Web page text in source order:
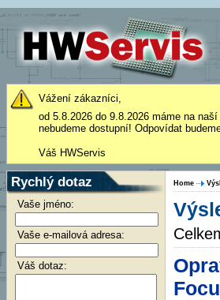
Vážení zákazníci,
od 5.8.2026 do 9.8.2026 máme na
nebudeme dostupní! Odpovídat
Váš HWServis
Rychlý dotaz
Vaše jméno:
Vaše e-mailová adresa:
Váš dotaz:
Home